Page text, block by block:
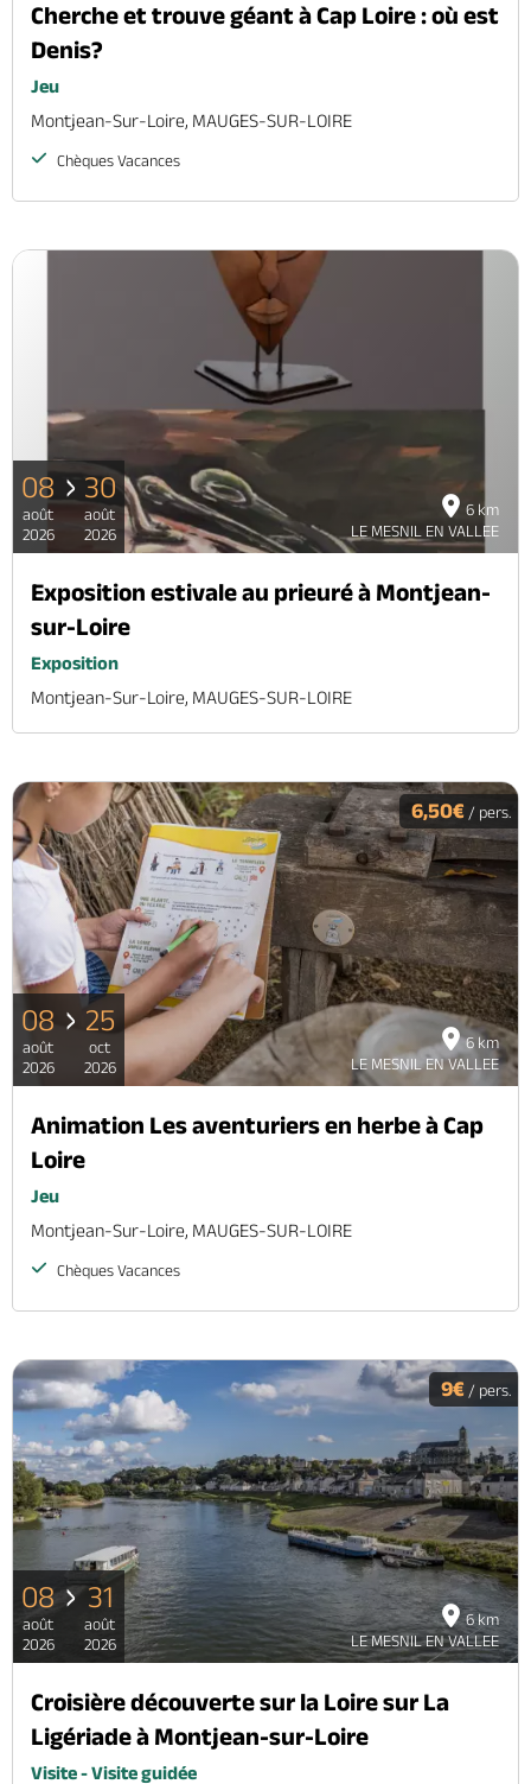
Cherche et trouve géant à Cap Loire : où est
Denis?
Jeu
Montjean-Sur-Loire, MAUGES-SUR-LOIRE
Chèques Vacances
6 km
LE MESNIL EN VALLEE
08
août
2026
30
août
2026
Exposition estivale au prieuré à Montjean-
sur-Loire
Exposition
Montjean-Sur-Loire, MAUGES-SUR-LOIRE
6 km
LE MESNIL EN VALLEE
6,50€ / pers.
08
août
2026
25
oct
2026
Animation Les aventuriers en herbe à Cap
Loire
Jeu
Montjean-Sur-Loire, MAUGES-SUR-LOIRE
Chèques Vacances
6 km
LE MESNIL EN VALLEE
9€ / pers.
08
août
2026
31
août
2026
Croisière découverte sur la Loire sur La
Ligériade à Montjean-sur-Loire
Visite - Visite guidée